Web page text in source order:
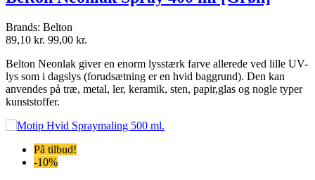
Brands: Belton
89,10 kr. 99,00 kr.
Belton Neonlak giver en enorm lysstærk farve allerede ved lille UV-
lys som i dagslys (forudsætning er en hvid baggrund). Den kan
anvendes på træ, metal, ler, keramik, sten, papir,glas og nogle typer
kunststoffer.
På tilbud!
-10%